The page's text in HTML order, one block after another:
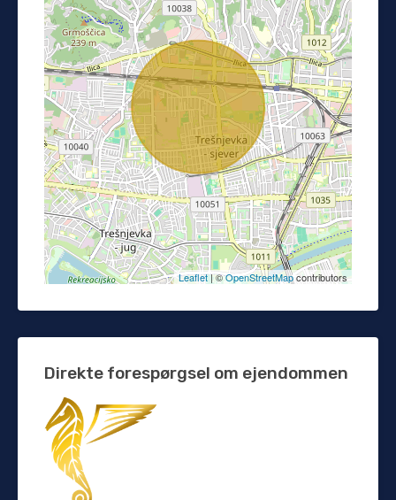
Leaflet| ©OpenStreetMapcontributors
Direkte forespørgsel om ejendommen